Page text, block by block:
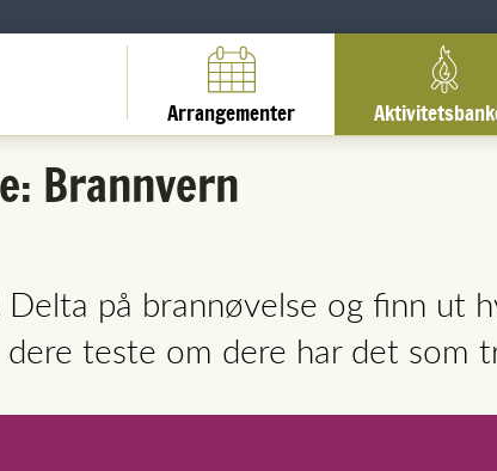
Arrangementer
Brannvern
på brannøvelse og finn ut
teste om dere har det som